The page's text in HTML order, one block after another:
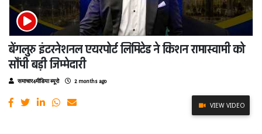
बेंगलुरु इंटरनेशनल एयरपोर्ट लिमिटेड ने किशन रामास्वामी को
सौंपी बड़ी जिम्मेदारी
समाचार4मीडिया ब्यूरो 2 months ago
VIEW VIDEO